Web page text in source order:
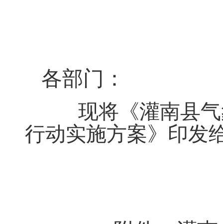
各部门：
现将《灌南县气
行动实施方案》印发